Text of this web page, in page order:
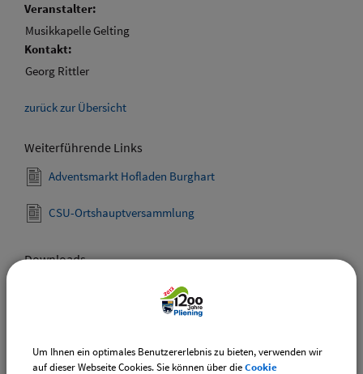
Veranstalter:
Musikkapelle Gelting
Kontakt:
Georg Rittler
zurück zur Übersicht
Weiterführende Links
Adventsmarkt Hofladen Burghart
CSU-Ortshauptversammlung
Downloads
Den gewählten Termin als VCS-Kalenderdatei
downloaden
Um Ihnen ein optimales Benutzererlebnis zu bieten, verwenden wir
auf dieser Webseite Cookies. Sie können über dieCookie